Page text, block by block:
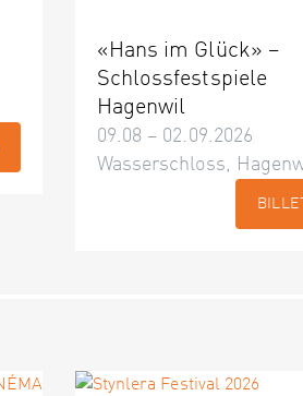
«Hans im Glück» –
Schlossfestspiele
Hagenwil
09.08 – 02.09.2026
Wasserschloss,